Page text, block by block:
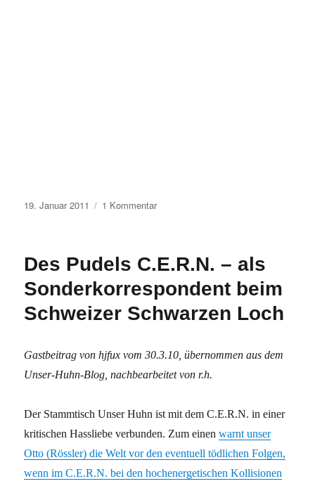
Veröffentlicht
19. Januar 2011 1 Kommentarzu
fast
vergessen
…
Des Pudels C.E.R.N. – als
Sonderkorrespondent beim
Schweizer Schwarzen Loch
Gastbeitrag von hjfux vom 30.3.10, übernommen aus dem
Unser-Huhn-Blog, nachbearbeitet von r.h.
Der Stammtisch Unser Huhn ist mit dem C.E.R.N. in einer
kritischen Hassliebe verbunden. Zum einenwarnt unser
Otto (Rössler) die Welt vor den eventuell tödlichen Folgen,
wenn im C.E.R.N. bei den hochenergetischen Kollisionen